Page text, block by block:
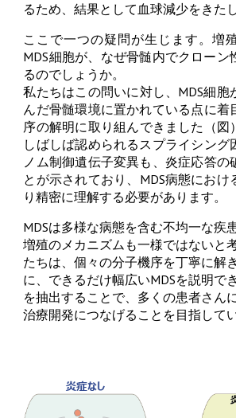
るため、結果として血球減少をきた
ここで一つの疑問が生じます。増
MDS細胞が、なぜ骨髄内でクローン
るのでしょうか。
私たちはこの問いに対し、MDS細胞
んだ骨髄環境に置かれている点に着
序の解明に取り組んできました（図
しばしば認められるスプライシング
ノム制御遺伝子変異も、炎症応答の
とが示されており、MDS病態におけ
り精密に理解する必要があります。
MDSは多様な病態を含む不均一な疾
増殖のメカニズムも一様ではないと
たちは、個々の分子機序を丁寧に解
に、できるだけ幅広いMDSを説明で
を抽出することで、多くの患者さん
治療開発につなげることを目指して